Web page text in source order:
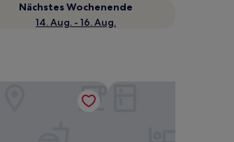
Nächstes Wochenende
14. Aug. - 16. Aug.